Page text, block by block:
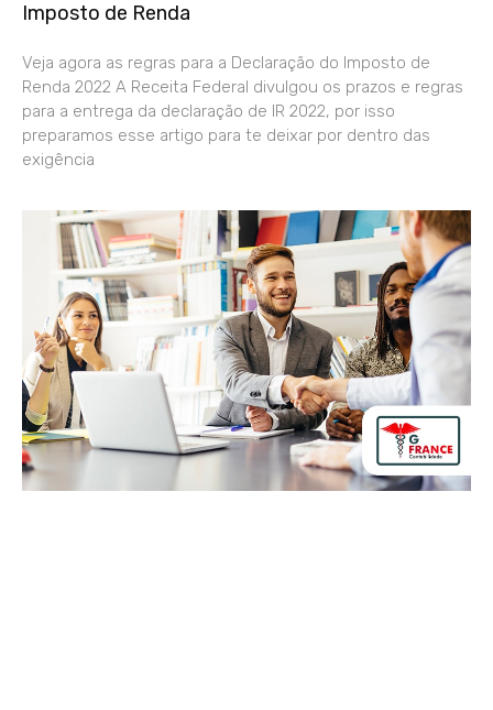
Imposto de Renda
Veja agora as regras para a Declaração do Imposto de
Renda 2022 A Receita Federal divulgou os prazos e regras
para a entrega da declaração de IR 2022, por isso
preparamos esse artigo para te deixar por dentro das
exigência